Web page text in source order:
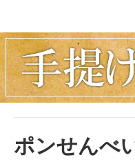
ポンせんべ